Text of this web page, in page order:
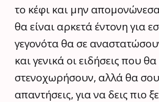
το κέφι και μην
θα είναι αρκετά έντονη για
γεγονότα θα σε
και γενικά οι ειδήσεις που
στενοχωρήσουν, αλλά θα
απαντήσεις, για να δεις πιο